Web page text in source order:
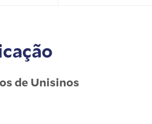
de Unisinos